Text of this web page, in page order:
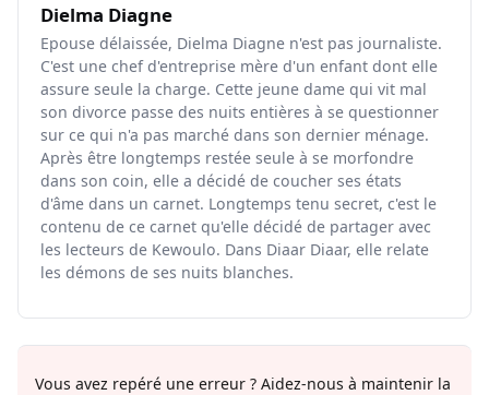
Dielma Diagne
Epouse délaissée, Dielma Diagne n'est pas journaliste.
C'est une chef d'entreprise mère d'un enfant dont elle
assure seule la charge. Cette jeune dame qui vit mal
son divorce passe des nuits entières à se questionner
sur ce qui n'a pas marché dans son dernier ménage.
Après être longtemps restée seule à se morfondre
dans son coin, elle a décidé de coucher ses états
d'âme dans un carnet. Longtemps tenu secret, c'est le
contenu de ce carnet qu'elle décidé de partager avec
les lecteurs de Kewoulo. Dans Diaar Diaar, elle relate
les démons de ses nuits blanches.
Vous avez repéré une erreur ? Aidez-nous à maintenir la